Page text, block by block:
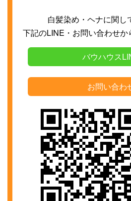
白髪染め・ヘナに関し
下記のLINE ・お問い合わせ
バウハウス
お問い合わ